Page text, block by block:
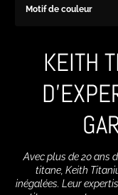
Table
produit
Nom de la
Motif de couleur
KEITH
Avec plus de 20 ans
titane, Keith
inégalées. Leur